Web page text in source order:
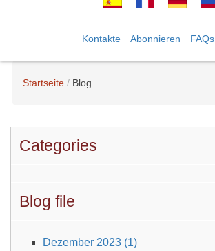
Kontakte Abonnieren FAQs
Startseite Blog
Categories
Blog file
Dezember 2023 (1)